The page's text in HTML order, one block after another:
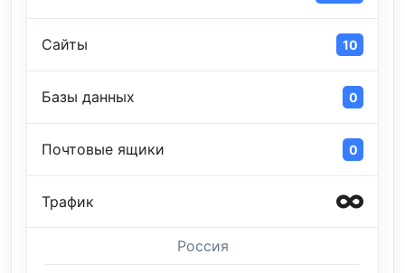
Сайты 10
Базы данных 0
Почтовые ящики 0
Трафик
Россия